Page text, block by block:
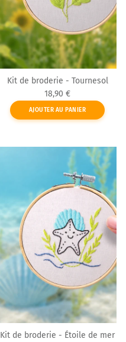
Kit de broderie - Tournesol
Prix habituel
18,90 €
AJOUTER AU PANIER
Kit de broderie - Étoile de mer